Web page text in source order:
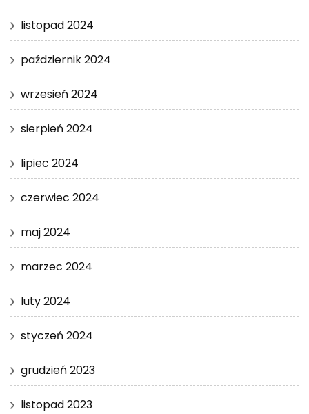
listopad 2024
październik 2024
wrzesień 2024
sierpień 2024
lipiec 2024
czerwiec 2024
maj 2024
marzec 2024
luty 2024
styczeń 2024
grudzień 2023
listopad 2023